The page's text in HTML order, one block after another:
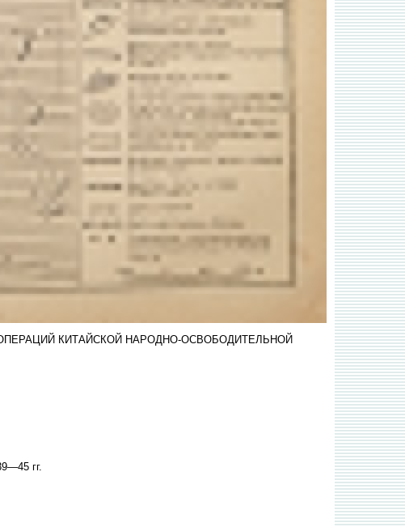
КИТАЙСКОЙ НАРОДНО-ОСВОБОДИТЕЛЬНОЙ
гг.